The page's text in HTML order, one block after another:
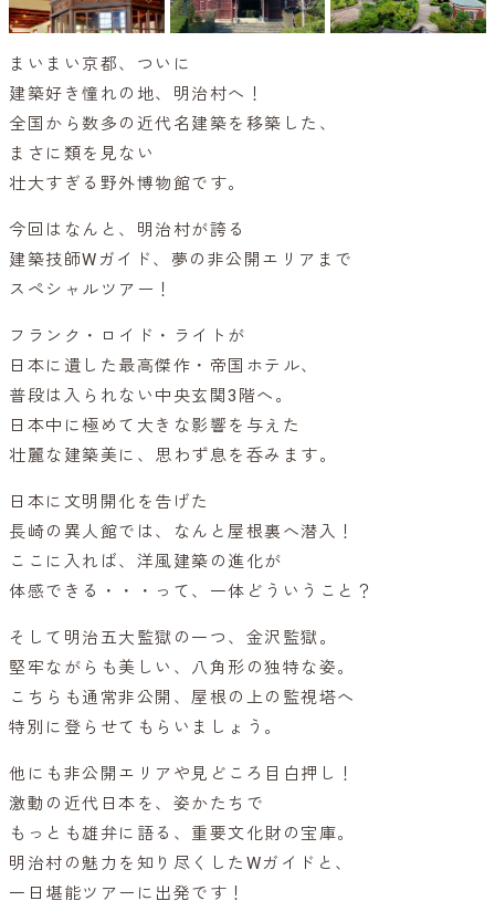
まいまい京都、ついに
建築好き憧れの地、明治村へ！
全国から数多の近代名建築を移築した、
まさに類を見ない
壮大すぎる野外博物館です。
今回はなんと、明治村が誇る
建築技師Wガイド、夢の非公開エリアまで
スペシャルツアー！
フランク・ロイド・ライトが
日本に遺した最高傑作・帝国ホテル、
普段は入られない中央玄関3階へ。
日本中に極めて大きな影響を与えた
壮麗な建築美に、思わず息を呑みます。
日本に文明開化を告げた
長崎の異人館では、なんと屋根裏へ潜入！
ここに入れば、洋風建築の進化が
体感できる・・・って、一体どういうこと？
そして明治五大監獄の一つ、金沢監獄。
堅牢ながらも美しい、八角形の独特な姿。
こちらも通常非公開、屋根の上の監視塔へ
特別に登らせてもらいましょう。
他にも非公開エリアや見どころ目白押し！
激動の近代日本を、姿かたちで
もっとも雄弁に語る、重要文化財の宝庫。
明治村の魅力を知り尽くしたWガイドと、
一日堪能ツアーに出発です！